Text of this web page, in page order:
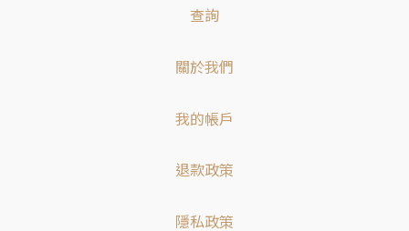
查詢
關於我們
我的帳戶
退款政策
隱私政策